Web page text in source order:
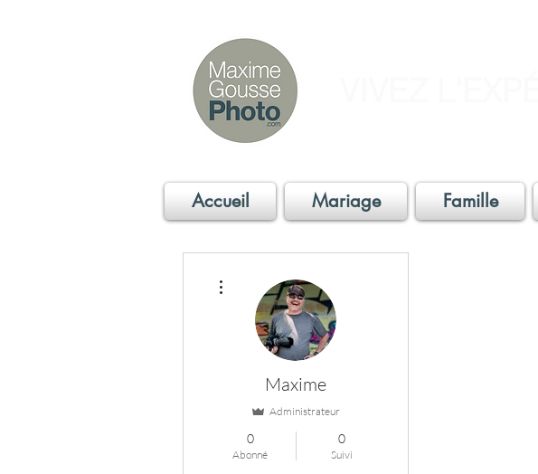
Accueil Mariage Famille
Maxime
Administrateur
0
Abonné
0
Suivi